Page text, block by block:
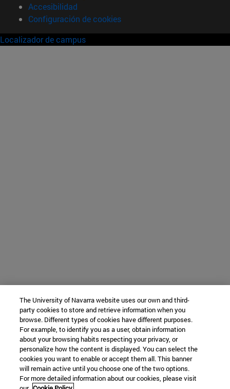
Accesibilidad
Configuración de cookies
Localizador de campus
The University of Navarra website uses our own and third-
party cookies to store and retrieve information when you
browse. Different types of cookies have different purposes.
For example, to identify you as a user, obtain information
about your browsing habits respecting your privacy, or
personalize how the content is displayed. You can select the
cookies you want to enable or accept them all. This banner
will remain active until you choose one of the two options.
For more detailed information about our cookies, please visit